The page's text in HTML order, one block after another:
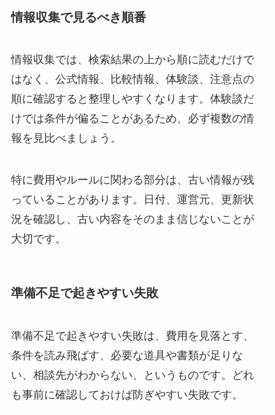
情報収集で見るべき順番
情報収集では、検索結果の上から順に読むだけで
はなく、公式情報、比較情報、体験談、注意点の
順に確認すると整理しやすくなります。体験談だ
けでは条件が偏ることがあるため、必ず複数の情
報を見比べましょう。
特に費用やルールに関わる部分は、古い情報が残
っていることがあります。日付、運営元、更新状
況を確認し、古い内容をそのまま信じないことが
大切です。
準備不足で起きやすい失敗
準備不足で起きやすい失敗は、費用を見落とす、
条件を読み飛ばす、必要な道具や書類が足りな
い、相談先がわからない、というものです。どれ
も事前に確認しておけば防ぎやすい失敗です。